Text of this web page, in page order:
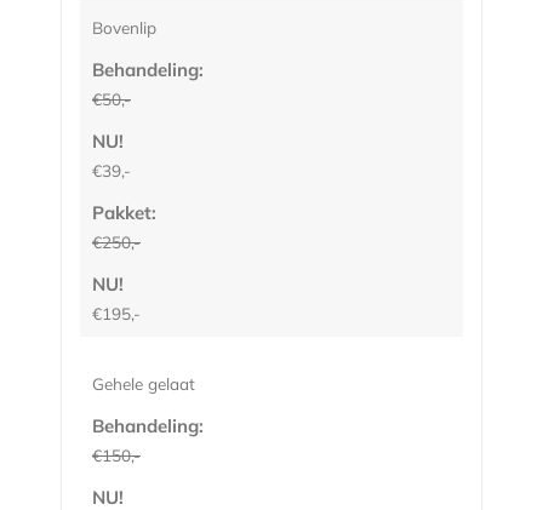
Bovenlip
Behandeling:
€50,-
NU!
€39,-
Pakket:
€250,-
NU!
€195,-
Gehele gelaat
Behandeling:
€150,-
NU!